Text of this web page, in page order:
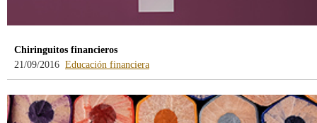
Chiringuitos financieros
21/09/2016 Educación financiera